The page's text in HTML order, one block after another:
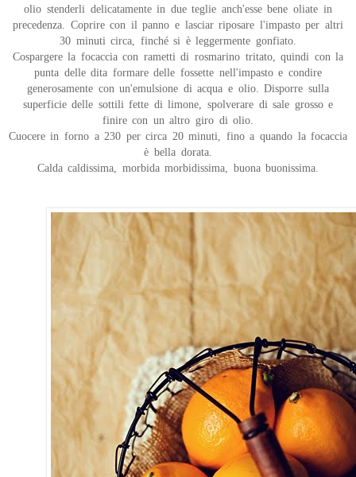
olio stenderli delicatamente in due teglie anch'esse bene oliate in
precedenza. Coprire con il panno e lasciar riposare l'impasto per altri
30 minuti circa, finché si è leggermente gonfiato.
Cospargere la focaccia con rametti di rosmarino tritato, quindi con la
punta delle dita formare delle fossette nell'impasto e condire
generosamente con un'emulsione di acqua e olio. Disporre sulla
superficie delle sottili fette di limone, spolverare di sale grosso e
finire con un altro giro di olio.
Cuocere in forno a 230 per circa 20 minuti, fino a quando la focaccia
è bella dorata.
Calda caldissima, morbida morbidissima, buona buonissima.